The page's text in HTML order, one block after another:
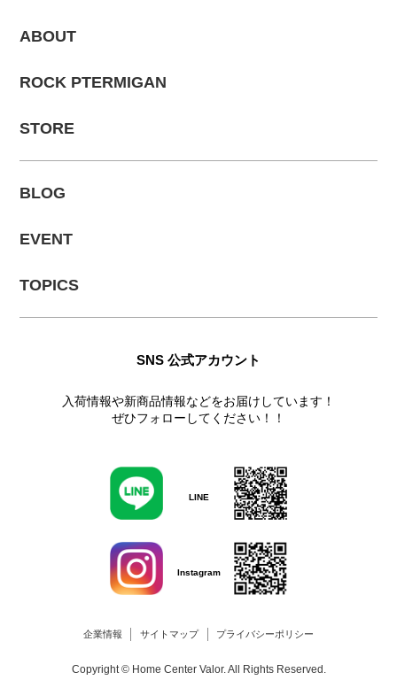
ABOUT
ROCK PTERMIGAN
STORE
BLOG
EVENT
TOPICS
SNS 公式アカウント
入荷情報や新商品情報などをお届けしています！
ぜひフォローしてください！！
LINE
Instagram
企業情報 サイトマップ プライバシーポリシー
Copyright © Home Center Valor. All Rights Reserved.